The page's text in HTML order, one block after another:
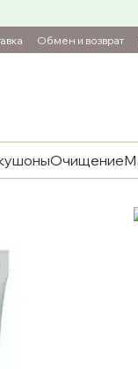
Обмен и возврат
Очищение